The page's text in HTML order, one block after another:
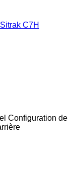
C7H
Configuration de